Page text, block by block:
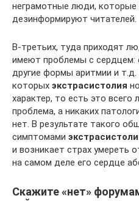
неграмотные люди, которые
дезинформируют читателей.
В-третьих, туда приходят
имеют проблемы с сердцем:
другие формы аритмии и
которых экстрасистолия
характер, то есть это всего
проблема, а никаких
нет. В результате такого
симптомами
и возникает страх умереть
на самом деле его сердце
Скажите «нет»